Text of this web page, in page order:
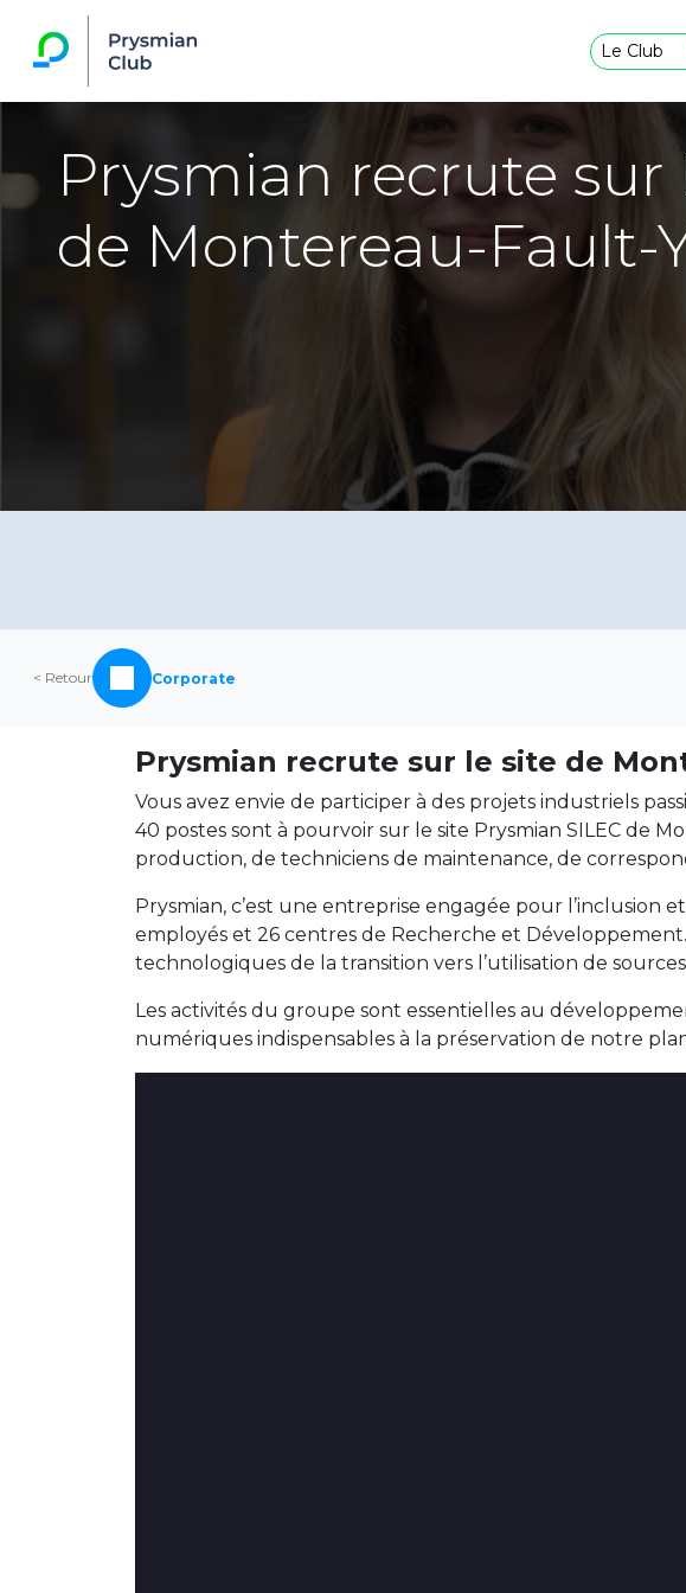
Le Club
Prysmian recrute sur
de Montereau-Fault-
< Retour Corporate
Prysmian recrute sur le site de
Vous avez envie de participer à des projets industriels
40 postes sont à pourvoir sur le site Prysmian SILEC de
production, de techniciens de maintenance, de
Prysmian, c’est une entreprise engagée pour l’inclusion
employés et 26 centres de Recherche et
technologiques de la transition vers l’utilisation de
Les activités du groupe sont essentielles au
numériques indispensables à la préservation de notre